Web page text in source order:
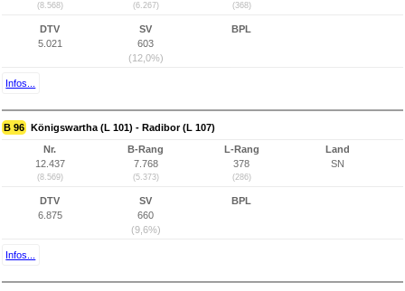
(8.568) (6.267) (368)
DTV
5.021
SV
603
(12,0%)
BPL
Infos...
B 96 Königswartha (L 101) - Radibor (L 107)
Nr.
12.437
(8.569)
B-Rang
7.768
(5.373)
L-Rang
378
(286)
Land
SN
DTV
6.875
SV
660
(9,6%)
BPL
Infos...